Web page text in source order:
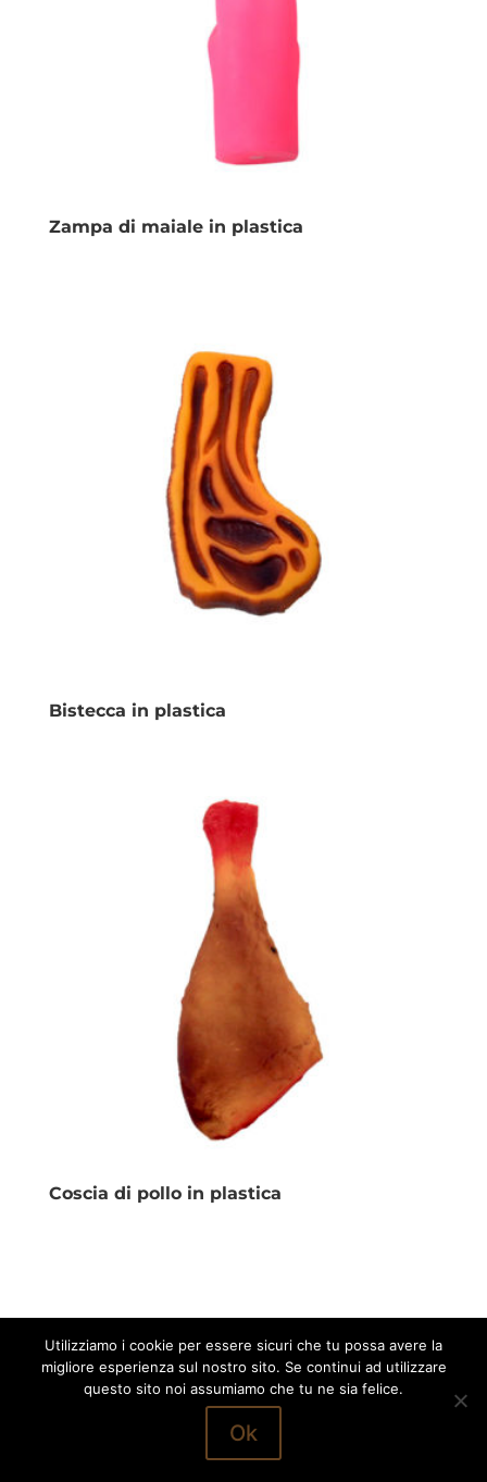
Zampa di maiale in plastica
Bistecca in plastica
Coscia di pollo in plastica
Utilizziamo i cookie per essere sicuri che tu possa avere la
migliore esperienza sul nostro sito. Se continui ad utilizzare
questo sito noi assumiamo che tu ne sia felice.
Ok